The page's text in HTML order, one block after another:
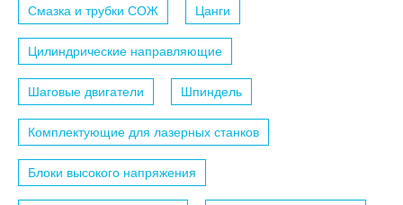
Смазка и трубки СОЖ Цанги
Цилиндрические направляющие
Шаговые двигатели Шпиндель
Комплектующие для лазерных станков
Блоки высокого напряжения